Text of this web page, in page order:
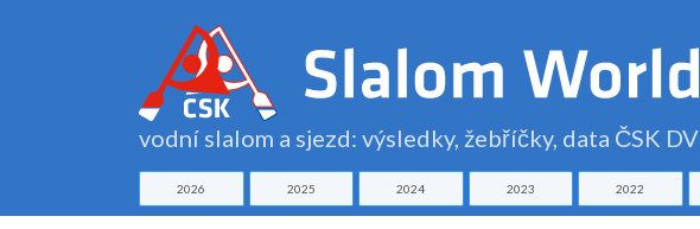
vodní slalom a sjezd: výsledky, žebříčky, data ČSK DV
2026 2025 2024 2023 2022